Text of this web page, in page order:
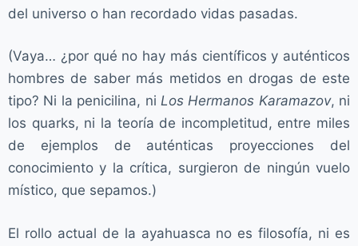
del universo o han recordado vidas pasadas.
(Vaya… ¿por qué no hay más científicos y auténticos
hombres de saber más metidos en drogas de este
tipo? Ni la penicilina, ni Los Hermanos Karamazov, ni
los quarks, ni la teoría de incompletitud, entre miles
de ejemplos de auténticas proyecciones del
conocimiento y la crítica, surgieron de ningún vuelo
místico, que sepamos.)
El rollo actual de la ayahuasca no es filosofía, ni es